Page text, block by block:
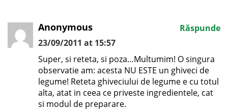
Anonymous
23/09/2011 at 15:57
Super, si reteta, si poza…Multumim! O singura
observatie am: acesta NU ESTE un ghiveci de
legume! Reteta ghiveciului de legume e cu totul
alta, atat in ceea ce priveste ingredientele, cat
si modul de preparare.
Răspunde